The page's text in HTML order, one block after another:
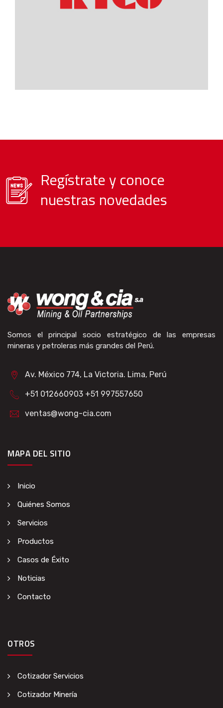
Regístrate y conoce
nuestras novedades
Somos el principal socio estratégico de las empresas
mineras y petroleras más grandes del Perú.
Av. México 774, La Victoria. Lima, Perú
+51 012660903 +51 997557650
ventas@wong-cia.com
MAPA DEL SITIO
Inicio
Quiénes Somos
Servicios
Productos
Casos de Éxito
Noticias
Contacto
OTROS
Cotizador Servicios
Cotizador Minería